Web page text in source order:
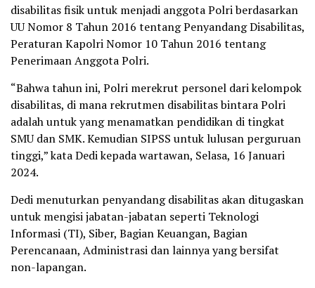
disabilitas fisik untuk menjadi anggota Polri berdasarkan
UU Nomor 8 Tahun 2016 tentang Penyandang Disabilitas,
Peraturan Kapolri Nomor 10 Tahun 2016 tentang
Penerimaan Anggota Polri.
“Bahwa tahun ini, Polri merekrut personel dari kelompok
disabilitas, di mana rekrutmen disabilitas bintara Polri
adalah untuk yang menamatkan pendidikan di tingkat
SMU dan SMK. Kemudian SIPSS untuk lulusan perguruan
tinggi,” kata Dedi kepada wartawan, Selasa, 16 Januari
2024.
Dedi menuturkan penyandang disabilitas akan ditugaskan
untuk mengisi jabatan-jabatan seperti Teknologi
Informasi (TI), Siber, Bagian Keuangan, Bagian
Perencanaan, Administrasi dan lainnya yang bersifat
non-lapangan.